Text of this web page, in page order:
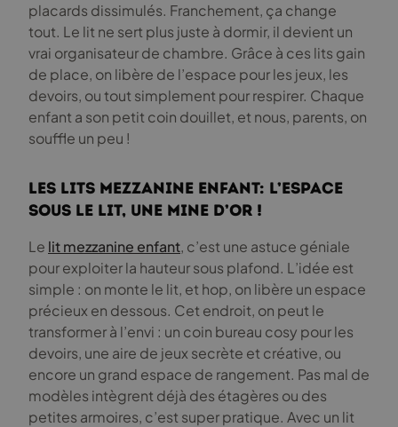
placards dissimulés. Franchement, ça change
tout. Le lit ne sert plus juste à dormir, il devient un
vrai organisateur de chambre. Grâce à ces lits gain
de place, on libère de l’espace pour les jeux, les
devoirs, ou tout simplement pour respirer. Chaque
enfant a son petit coin douillet, et nous, parents, on
souffle un peu !
Les lits mezzanine enfant: L’espace
sous le lit, une mine d’or !
Le lit mezzanine enfant, c’est une astuce géniale
pour exploiter la hauteur sous plafond. L’idée est
simple : on monte le lit, et hop, on libère un espace
précieux en dessous. Cet endroit, on peut le
transformer à l’envi : un coin bureau cosy pour les
devoirs, une aire de jeux secrète et créative, ou
encore un grand espace de rangement. Pas mal de
modèles intègrent déjà des étagères ou des
petites armoires, c’est super pratique. Avec un lit